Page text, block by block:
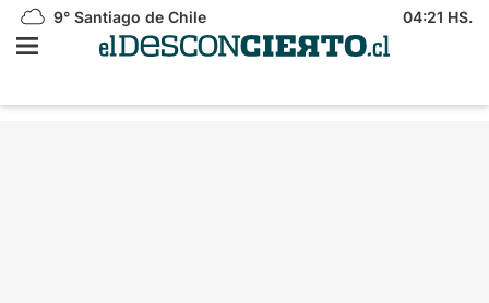
9° Santiago de Chile 04:21 HS.